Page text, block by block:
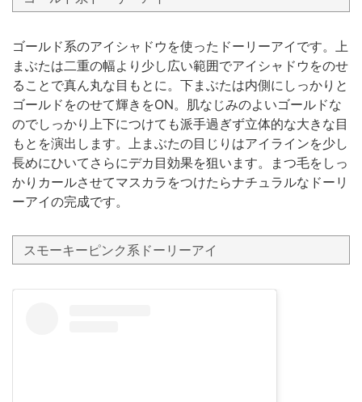
ゴールド系のアイシャドウを使ったドーリーアイです。上
まぶたは二重の幅より少し広い範囲でアイシャドウをのせ
ることで真ん丸な目もとに。下まぶたは内側にしっかりと
ゴールドをのせて輝きをON。肌なじみのよいゴールドな
のでしっかり上下につけても派手過ぎず立体的な大きな目
もとを演出します。上まぶたの目じりはアイラインを少し
長めにひいてさらにデカ目効果を狙います。まつ毛をしっ
かりカールさせてマスカラをつけたらナチュラルなドーリ
ーアイの完成です。
スモーキーピンク系ドーリーアイ